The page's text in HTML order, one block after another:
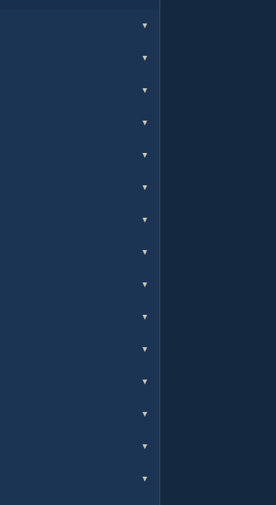
▼
▼
▼
▼
▼
▼
▼
▼
▼
▼
▼
▼
▼
▼
▼